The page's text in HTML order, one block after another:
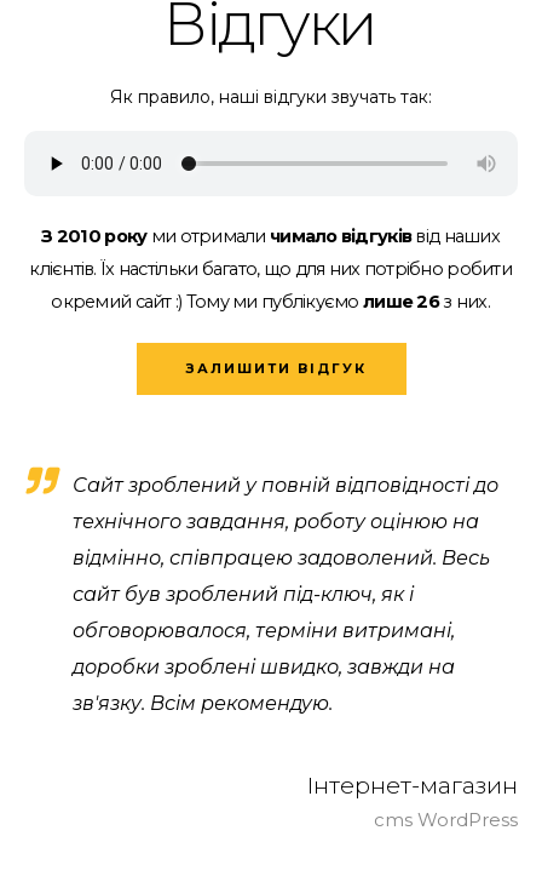
Відгуки
Як правило, наші відгуки звучать так:
З 2010 рокуми отримали чимало відгуківвід наших
клієнтів. Їх настільки багато, що для них потрібно робити
окремий сайт :) Тому ми публікуємолише 26з них.
ЗАЛИШИТИ ВІДГУК
Сайт зроблений у повній відповідності до
технічного завдання, роботу оцінюю на
відмінно, співпрацею задоволений. Весь
сайт був зроблений під-ключ, як і
обговорювалося, терміни витримані,
доробки зроблені швидко, завжди на
зв'язку. Всім рекомендую.
Інтернет-магазин
cms WordPress